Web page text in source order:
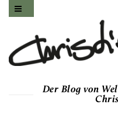
Der Blog von